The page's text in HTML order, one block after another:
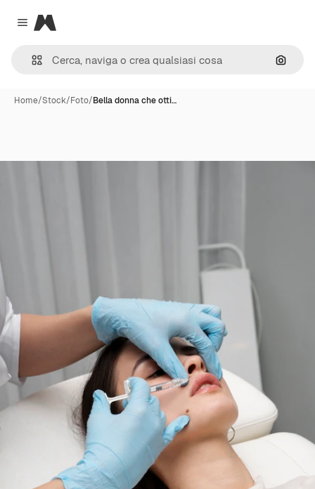
Close menu
Magnific
Cerca
Home/Stock/Foto/Bella donna che otti…